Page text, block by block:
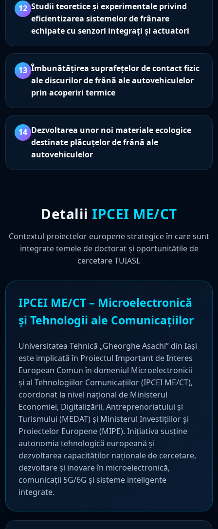
12 Studii teoretice și experimentale privind
eficientizarea sistemelor de frânare
echipate cu senzori integrați și actuatori
13 Îmbunătățirea suprafețelor de contact fizic
ale discurilor de frână ale autovehiculelor
prin acoperiri termice
14 Dezvoltarea unor noi materiale ecologice
destinate plăcuțelor de frână ale
autovehiculelor
DetaliiIPCEI ME/CT
Contextul proiectelor europene strategice în care sunt
integrate temele de doctorat și oportunitățile de
cercetare TUIASI.
IPCEI ME/CT – Microelectronică
și Tehnologii ale Comunicațiilor
Universitatea Tehnică „Gheorghe Asachi” din Iași
este implicată în Proiectul Important de Interes
European Comun în domeniul Microelectronicii
și al Tehnologiilor Comunicațiilor (IPCEI ME/CT),
coordonat la nivel național de Ministerul
Economiei, Digitalizării, Antreprenoriatului și
Turismului (MEDAT) și Ministerul Investițiilor și
Proiectelor Europene (MIPE). Inițiativa susține
autonomia tehnologică europeană și
dezvoltarea capacităților naționale de cercetare,
dezvoltare și inovare în microelectronică,
comunicații 5G/6G și sisteme inteligente
integrate.